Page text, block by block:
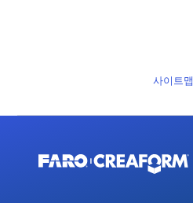
사이트맵